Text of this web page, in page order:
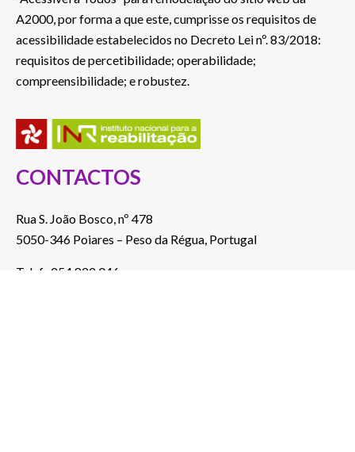
A2000, por forma a que este, cumprisse os requisitos de
acessibilidade estabelecidos no Decreto Lei nº. 83/2018:
requisitos de percetibilidade; operabilidade;
compreensibilidade; e robustez.
CONTACTOS
Rua S. João Bosco, nº 478
5050-346 Poiares – Peso da Régua, Portugal
Telef.: 254 822 046